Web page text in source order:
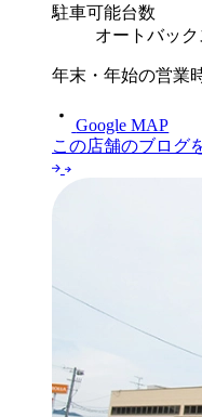
駐車可能台数
オートバッ
年末・年始の営業
Google MAP
この店舗のブログ